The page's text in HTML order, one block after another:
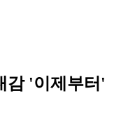
감 '이제부터'